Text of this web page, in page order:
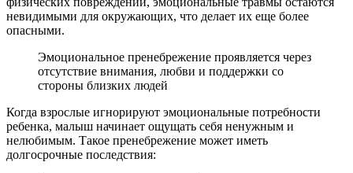
невидимыми для окружающих, что делает их еще более
опасными.
Эмоциональное пренебрежение проявляется через
отсутствие внимания, любви и поддержки со
стороны близких людей
Когда взрослые игнорируют эмоциональные потребности
ребенка, малыш начинает ощущать себя ненужным и
нелюбимым. Такое пренебрежение может иметь
долгосрочные последствия: